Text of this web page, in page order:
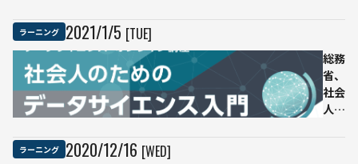
で
る
無
サービス
を比較
ラーニング 2021/1/5 [TUE]
総務
省、
社会
人の
ラーニング 2020/12/16 [WED]